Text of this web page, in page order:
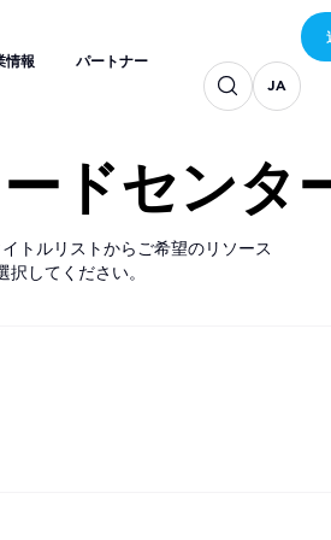
情報
パートナー
JA
JA
JA
JA
JA
ドセンタ
トルリストからご希望のリソース
択してください。